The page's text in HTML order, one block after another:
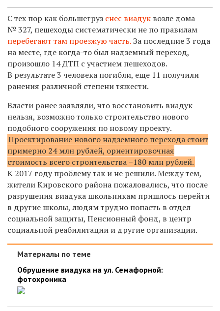
С тех пор как большегруз снес виадук возле дома
№ 327, пешеходы систематически не по правилам
перебегают там проезжую часть.За последние 3 года
на месте, где когда-то был надземный переход,
произошло 14 ДТП с участием пешеходов.
В результате 3 человека погибли, еще 11 получили
ранения различной степени тяжести.
Власти ранее заявляли, что восстановить виадук
нельзя, возможно только строительство нового
подобного сооружения по новому проекту.
Проектирование нового надземного перехода стоит
примерно 24 млн рублей, ориентировочная
стоимость всего строительства −180 млн рублей.
К 2017 году проблему так и не решили. Между тем,
жители Кировского района пожаловались, что после
разрушения виадука школьникам пришлось перейти
в другие школы, людям трудно попасть в отдел
социальной защиты, Пенсионный фонд, в центр
социальной реабилитации и другие организации.
Материалы по теме
Обрушение виадука на ул. Семафорной:
фотохроника